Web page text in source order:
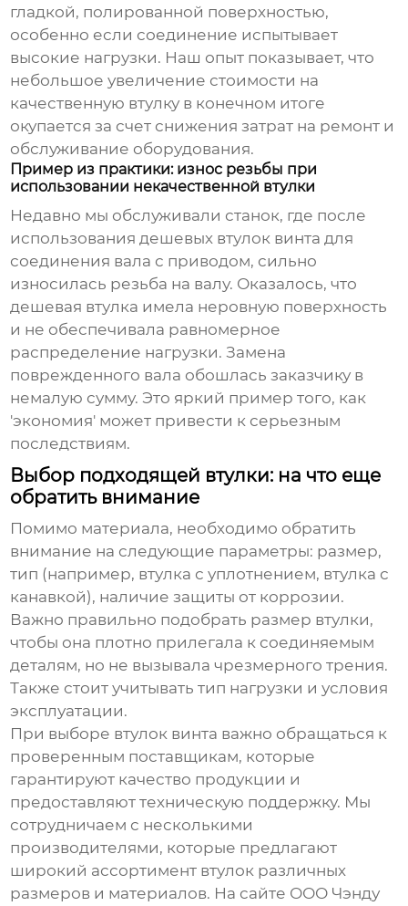
гладкой, полированной поверхностью,
особенно если соединение испытывает
высокие нагрузки. Наш опыт показывает, что
небольшое увеличение стоимости на
качественную втулку в конечном итоге
окупается за счет снижения затрат на ремонт и
обслуживание оборудования.
Пример из практики: износ резьбы при
использовании некачественной втулки
Недавно мы обслуживали станок, где после
использования дешевых втулок винта для
соединения вала с приводом, сильно
износилась резьба на валу. Оказалось, что
дешевая втулка имела неровную поверхность
и не обеспечивала равномерное
распределение нагрузки. Замена
поврежденного вала обошлась заказчику в
немалую сумму. Это яркий пример того, как
'экономия' может привести к серьезным
последствиям.
Выбор подходящей втулки: на что еще
обратить внимание
Помимо материала, необходимо обратить
внимание на следующие параметры: размер,
тип (например, втулка с уплотнением, втулка с
канавкой), наличие защиты от коррозии.
Важно правильно подобрать размер втулки,
чтобы она плотно прилегала к соединяемым
деталям, но не вызывала чрезмерного трения.
Также стоит учитывать тип нагрузки и условия
эксплуатации.
При выборе втулок винта важно обращаться к
проверенным поставщикам, которые
гарантируют качество продукции и
предоставляют техническую поддержку. Мы
сотрудничаем с несколькими
производителями, которые предлагают
широкий ассортимент втулок различных
размеров и материалов. На сайте ООО Чэнду